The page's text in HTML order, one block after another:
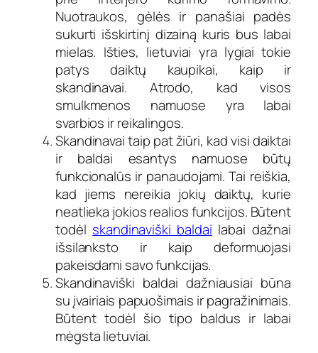
Nuotraukos, gėlės ir panašiai padės
sukurti išskirtinį dizainą kuris bus labai
mielas. Išties, lietuviai yra lygiai tokie
patys daiktų kaupikai, kaip ir
skandinavai. Atrodo, kad visos
smulkmenos namuose yra labai
svarbios ir reikalingos.
Skandinavai taip pat žiūri, kad visi daiktai
ir baldai esantys namuose būtų
funkcionalūs ir panaudojami. Tai reiškia,
kad jiems nereikia jokių daiktų, kurie
neatlieka jokios realios funkcijos. Būtent
todėl skandinaviški baldai labai dažnai
išsilanksto ir kaip deformuojasi
pakeisdami savo funkcijas.
Skandinaviški baldai dažniausiai būna
su įvairiais papuošimais ir pagražinimais.
Būtent todėl šio tipo baldus ir labai
mėgsta lietuviai.